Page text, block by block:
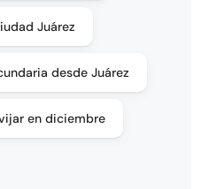
Juárez
desde Juárez
en diciembre